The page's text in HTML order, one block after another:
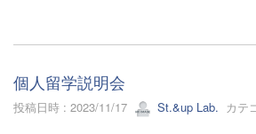
個人留学説明会
投稿日時 : 2023/11/17 St.&up Lab. カテ